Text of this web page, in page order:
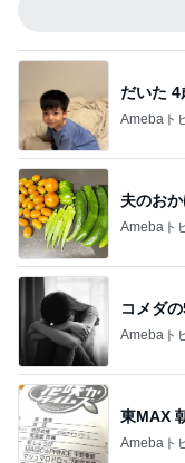
だいた 4
Amebaト
夫のお
Amebaト
コメダ
Amebaト
東MAX
Amebaト